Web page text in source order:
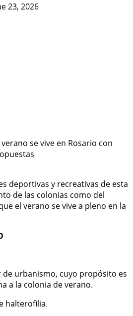
23, 2026
deportivas y recreativas de esta
de las colonias como del
el verano se vive a pleno en la
de urbanismo, cuyo propósito es
a la colonia de verano.
halterofilia.